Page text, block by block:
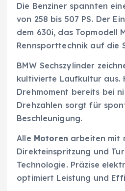
Die Benziner spannten
von 258 bis 507 PS. Der
dem 630i, das Topmodell
Rennsporttechnik auf die
BMW Sechszylinder
kultivierte Laufkultur aus.
Drehmoment bereits bei
Drehzahlen sorgt für
Beschleunigung.
Alle Motoren arbeiten mit
Direkteinspritzung und
Technologie. Präzise
optimiert Leistung und